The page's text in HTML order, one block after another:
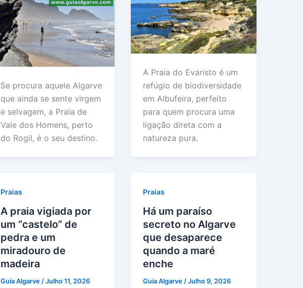
Se procura aquele Algarve
que ainda se sente virgem
e selvagem, a Praia de
Vale dos Homens, perto
do Rogil, é o seu destino.
A Praia do Evaristo é um
refúgio de biodiversidade
em Albufeira, perfeito
para quem procura uma
ligação direta com a
natureza pura.
Praias
A praia vigiada por
um “castelo” de
pedra e um
miradouro de
madeira
Guia Algarve /Julho 11, 2026
Praias
Há um paraíso
secreto no Algarve
que desaparece
quando a maré
enche
Guia Algarve /Julho 9, 2026